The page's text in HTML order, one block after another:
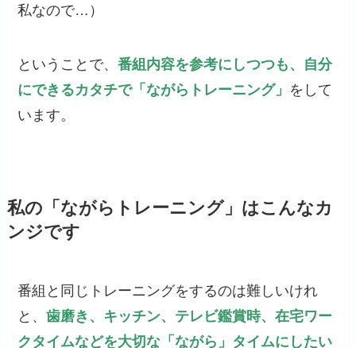
私なので…）
ということで、番組内容を参考にしつつも、自分
にできるカタチで「ながらトレーニング」 をして
います。
私の「ながらトレーニング」はこんなカ
ンジです
番組と同じトレーニングをするのは難しいけれ
と、歯磨き、キッチン、テレビ鑑賞時、在宅ワー
クタイムなどを大切な「ながら」タイムにしたい